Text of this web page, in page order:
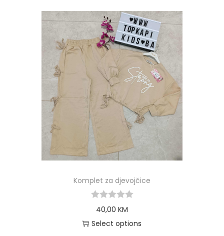
Komplet za djevojčice
40,00 KM
Select options